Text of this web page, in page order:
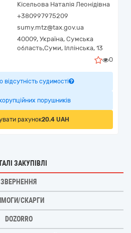
Кісельова Наталія Леонідівна
+380997975209
sumy.mtz@tax.gov.ua
40009, Україна, Сумська
область,Суми, Іллінська, 13
0
відсутність судимості
порушників
рахунок20.4 UAH
ЗАКУПІВЛІ
ЗВЕРНЕННЯ
СКАРГИ
DOZORRO